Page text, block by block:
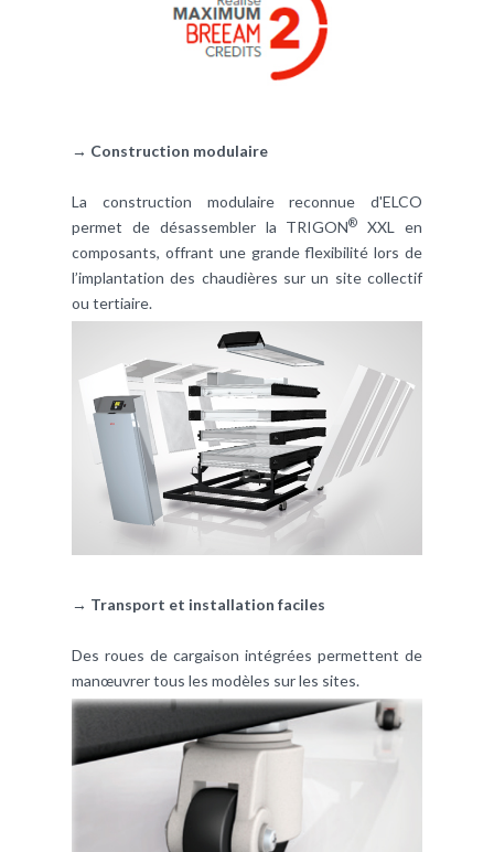
→ Construction modulaire
La construction modulaire reconnue d'ELCO
permet de désassembler la TRIGON®
XXL en
composants, offrant une grande flexibilité lors de
l’implantation des chaudières sur un site collectif
ou tertiaire.
→ Transport et installation faciles
Des roues de cargaison intégrées permettent de
manœuvrer tous les modèles sur les sites.